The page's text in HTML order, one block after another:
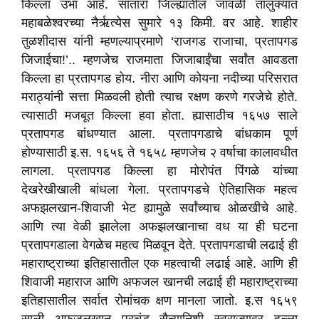
किल्ला उभा आहे. सातारा जिल्ह्यातील जावळी तालुक्यात
महाबळेश्वरच्या नैर्ऋत्येस सुमारे १३ किमी. वर आहे. शाहीर
तुळशीदास यांनी म्हणल्याप्रमाणे ‘राजगड राजाचा, प्रतापगड
जिजाईचा!’.. म्हणजेच राजमाता जिजाबाईंचा सर्वांत आवडता
किल्ला हा प्रतापगड होय. नीरा आणि कोयना नदीच्या परिसरात
मराठ्यांनी सत्ता मिळवली होती त्याच रक्षण करणे गरजेचे होते.
त्यासाठी मजबूत किल्ला हवा होता. ह्यासाठीच १६५७ साले
प्रतापगड बांधण्यात आला. प्रतापगडाचे बांधकाम पूर्ण
होण्यासाठी इ.स. १६५६ ते १६५८ म्हणजेच २ वर्षाचा कालावधीत
लागला. प्रतापगड किल्ला हा मोरोपंत पिंगळे यांच्या
देखरेखीखाली बांधला गेला. प्रतापगडचे ऐतिहासिक महत्व
अफझलखान-शिवाजी भेट ह्यामुळे सर्वांच्याच ओळखीचे आहे.
आणि त्या वेळी झालेला अफझलखानाचा वध या ही घटना
प्रतापगडाला वेगळेच महत्व मिळवून देते. प्रतापगडाची लढाई ही
महाराष्ट्राच्या इतिहासातील एक महत्वाची लढाई आहे. आणि ही
शिवाजी महाराज आणि अफजल खानची लढाई ही महाराष्ट्राच्या
इतिहासातील सर्वात रोमांचक क्षण मानला जातो. इ.स १६५९